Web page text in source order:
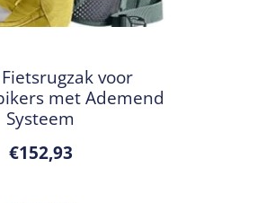
voor
met Ademend
Systeem
€152,93